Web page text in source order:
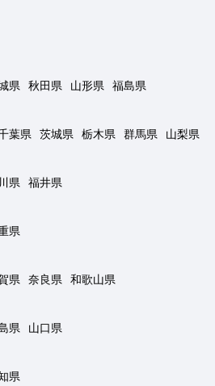
県 秋田県 山形県
福島県
葉県 茨城県 栃木県 群馬県
山梨県
県
福井県
県
県 奈良県
和歌山県
県
山口県
県